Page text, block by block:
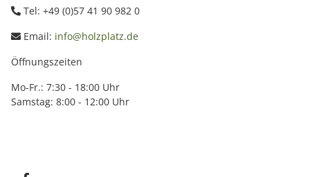
Tel: +49 (0)57 41 90 982 0
Email: info@holzplatz.de
Öffnungszeiten
Mo-Fr.: 7:30 - 18:00 Uhr
Samstag: 8:00 - 12:00 Uhr